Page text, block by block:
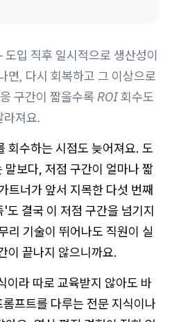
입 직후 일시적으로 생산성이
면, 다시 회복하고 그 이상으로
구간이 짧을수록 ROI 회수도
라져요.
회수하는 시점도 늦어져요. 도
말보다, 저점 구간이 얼마나 짧
트너가 앞서 지목한 다섯 번째
결국 이 저점 구간을 넘기지
리 기술이 뛰어나도 직원이 실
이 끝나지 않으니까요.
이라 따로 교육받지 않아도 바
프트를 다루는 전문 지식이나